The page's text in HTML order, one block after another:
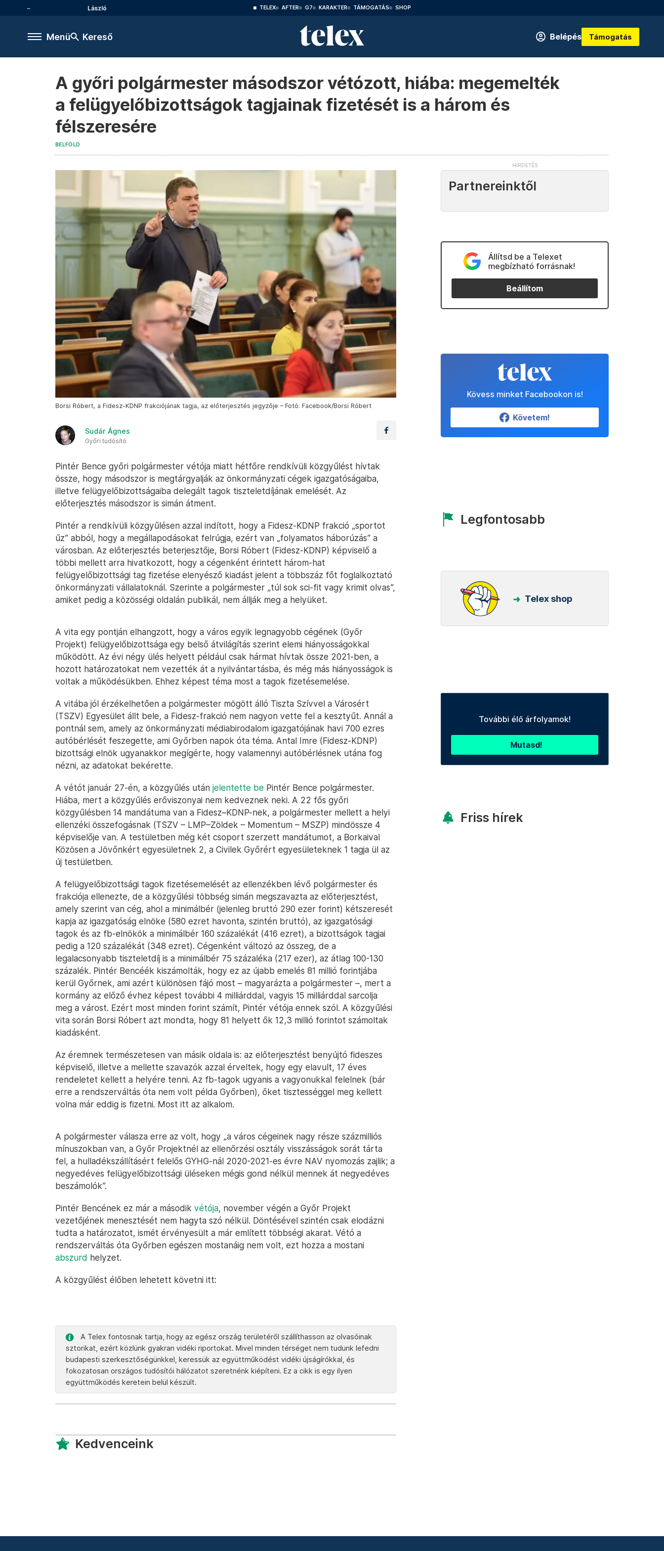
László TELEX AFTER G7 KARAKTER TÁMOGATÁS SHOP
Menü Kereső Belépés Támogatás
A győri polgármester másodszor vétózott, hiába: megemelték
a felügyelőbizottságok tagjainak fizetését is a három és
félszeresére
BELFÖLD
Borsi Róbert, a Fidesz-KDNP frakciójának tagja, az előterjesztés jegyzője – Fotó: Facebook/Borsi Róbert
Sudár Ágnes
Győri tudósító
Pintér Bence győri polgármester vétója miatt hétfőre rendkívüli közgyűlést hívtak
össze, hogy másodszor is megtárgyalják az önkormányzati cégek igazgatóságaiba,
illetve felügyelőbizottságaiba delegált tagok tiszteletdíjának emelését. Az
előterjesztés másodszor is simán átment.
Pintér a rendkívüli közgyűlésen azzal indított, hogy a Fidesz-KDNP frakció „sportot
űz” abból, hogy a megállapodásokat felrúgja, ezért van „folyamatos háborúzás” a
városban. Az előterjesztés beterjesztője, Borsi Róbert (Fidesz-KDNP) képviselő a
többi mellett arra hivatkozott, hogy a cégenként érintett három-hat
felügyelőbizottsági tag fizetése elenyésző kiadást jelent a többszáz főt foglalkoztató
önkormányzati vállalatoknál. Szerinte a polgármester „túl sok sci-fit vagy krimit olvas”,
amiket pedig a közösségi oldalán publikál, nem állják meg a helyüket.
A vita egy pontján elhangzott, hogy a város egyik legnagyobb cégének (Győr
Projekt) felügyelőbizottsága egy belső átvilágítás szerint elemi hiányosságokkal
működött. Az évi négy ülés helyett például csak hármat hívtak össze 2021-ben, a
hozott határozatokat nem vezették át a nyilvántartásba, és még más hiányosságok is
voltak a működésükben. Ehhez képest téma most a tagok fizetésemelése.
A vitába jól érzékelhetően a polgármester mögött álló Tiszta Szívvel a Városért
(TSZV) Egyesület állt bele, a Fidesz-frakció nem nagyon vette fel a kesztyűt. Annál a
pontnál sem, amely az önkormányzati médiabirodalom igazgatójának havi 700 ezres
autóbérlését feszegette, ami Győrben napok óta téma. Antal Imre (Fidesz-KDNP)
bizottsági elnök ugyanakkor megígérte, hogy valamennyi autóbérlésnek utána fog
nézni, az adatokat bekérette.
A vétót január 27-én, a közgyűlés után jelentette be Pintér Bence polgármester.
Hiába, mert a közgyűlés erőviszonyai nem kedveznek neki. A 22 fős győri
közgyűlésben 14 mandátuma van a Fidesz–KDNP-nek, a polgármester mellett a helyi
ellenzéki összefogásnak (TSZV – LMP–Zöldek – Momentum – MSZP) mindössze 4
képviselője van. A testületben még két csoport szerzett mandátumot, a Borkaival
Közösen a Jövőnkért egyesületnek 2, a Civilek Győrért egyesületeknek 1 tagja ül az
új testületben.
A felügyelőbizottsági tagok fizetésemelését az ellenzékben lévő polgármester és
frakciója ellenezte, de a közgyűlési többség simán megszavazta az előterjesztést,
amely szerint van cég, ahol a minimálbér (jelenleg bruttó 290 ezer forint) kétszeresét
kapja az igazgatóság elnöke (580 ezret havonta, szintén bruttó), az igazgatósági
tagok és az fb-elnökök a minimálbér 160 százalékát (416 ezret), a bizottságok tagjai
pedig a 120 százalékát (348 ezret). Cégenként változó az összeg, de a
legalacsonyabb tiszteletdíj is a minimálbér 75 százaléka (217 ezer), az átlag 100-130
százalék. Pintér Bencéék kiszámolták, hogy ez az újabb emelés 81 millió forintjába
kerül Győrnek, ami azért különösen fájó most – magyarázta a polgármester –, mert a
kormány az előző évhez képest további 4 milliárddal, vagyis 15 milliárddal sarcolja
meg a várost. Ezért most minden forint számít, Pintér vétója ennek szól. A közgyűlési
vita során Borsi Róbert azt mondta, hogy 81 helyett ők 12,3 millió forintot számoltak
kiadásként.
Az éremnek természetesen van másik oldala is: az előterjesztést benyújtó fideszes
képviselő, illetve a mellette szavazók azzal érveltek, hogy egy elavult, 17 éves
rendeletet kellett a helyére tenni. Az fb-tagok ugyanis a vagyonukkal felelnek (bár
erre a rendszerváltás óta nem volt példa Győrben), őket tisztességgel meg kellett
volna már eddig is fizetni. Most itt az alkalom.
A polgármester válasza erre az volt, hogy „a város cégeinek nagy része százmilliós
mínuszokban van, a Győr Projektnél az ellenőrzési osztály visszásságok sorát tárta
fel, a hulladékszállításért felelős GYHG-nál 2020-2021-es évre NAV nyomozás zajlik; a
negyedéves felügyelőbizottsági üléseken mégis gond nélkül mennek át negyedéves
beszámolók”.
Pintér Bencének ez már a második vétója, november végén a Győr Projekt
vezetőjének menesztését nem hagyta szó nélkül. Döntésével szintén csak elodázni
tudta a határozatot, ismét érvényesült a már említett többségi akarat. Vétó a
rendszerváltás óta Győrben egészen mostanáig nem volt, ezt hozza a mostani
abszurd helyzet.
A közgyűlést élőben lehetett követni itt:
A Telex fontosnak tartja, hogy az egész ország területéről szállíthasson az olvasóinak
sztorikat, ezért közlünk gyakran vidéki riportokat. Mivel minden térséget nem tudunk lefedni
budapesti szerkesztőségünkkel, keressük az együttműködést vidéki újságírókkal, és
fokozatosan országos tudósítói hálózatot szeretnénk kiépíteni. Ez a cikk is egy ilyen
együttműködés keretein belül készült.
Kedvenceink
Partnereinktől
Állítsd be a Telexet
megbízható forrásnak!
Beállítom
Kövess minket Facebookon is!
Követem!
Legfontosabb
Telex shop
További élő árfolyamok!
Mutasd!
Friss hírek